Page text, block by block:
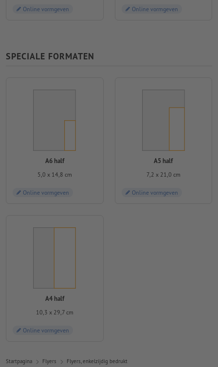
Online vormgeven Online vormgeven
SPECIALE FORMATEN
A6 half
5,0 x 14,8 cm
Online vormgeven
A5 half
7,2 x 21,0 cm
Online vormgeven
A4 half
10,3 x 29,7 cm
Online vormgeven
Startpagina Flyers Flyers, enkelzijdig bedrukt